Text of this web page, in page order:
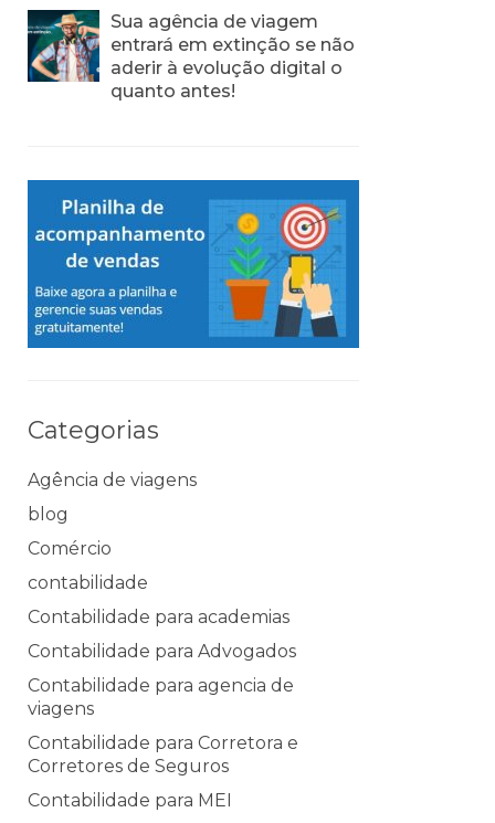
Sua agência de viagem
entrará em extinção se não
aderir à evolução digital o
quanto antes!
Categorias
Agência de viagens
blog
Comércio
contabilidade
Contabilidade para academias
Contabilidade para Advogados
Contabilidade para agencia de
viagens
Contabilidade para Corretora e
Corretores de Seguros
Contabilidade para MEI